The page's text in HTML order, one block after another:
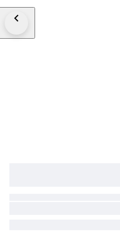
l'interpretazione chic ma
luglio del 2022 per una selezione